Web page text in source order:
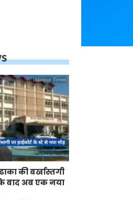
की बर्खास्तगी
के बाद अब एक नया